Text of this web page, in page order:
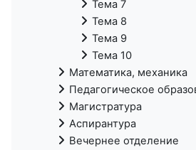
Тема 7
Тема 8
Тема 9
Тема 10
Математика, механика
Педагогическое
Магистратура
Аспирантура
Вечернее отделение